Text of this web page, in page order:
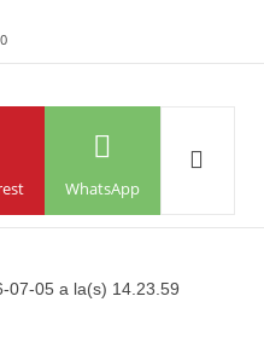
0
WhatsApp
07-05 a la(s) 14.23.59